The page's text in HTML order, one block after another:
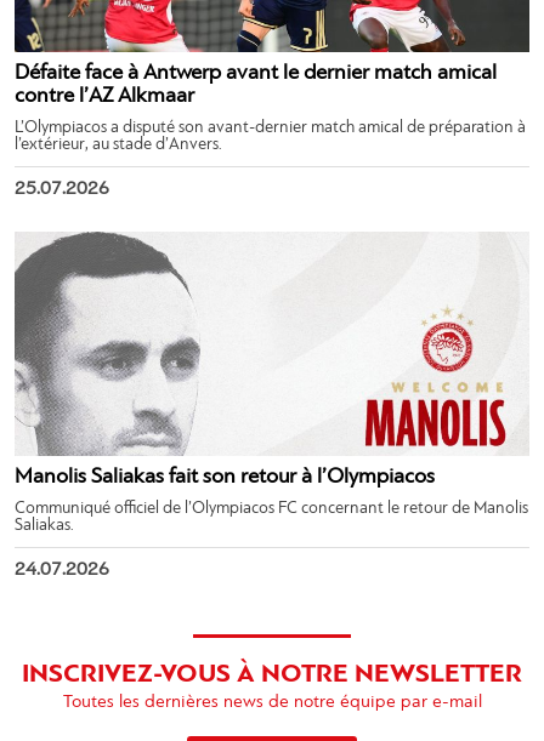
Défaite face à Antwerp avant le dernier match amical
contre l’AZ Alkmaar
L’Olympiacos a disputé son avant-dernier match amical de préparation à
l’extérieur, au stade d’Anvers.
25.07.2026
Manolis Saliakas fait son retour à l’Olympiacos
Communiqué officiel de l’Olympiacos FC concernant le retour de Manolis
Saliakas.
24.07.2026
INSCRIVEZ-VOUS À NOTRE NEWSLETTER
Toutes les dernières news de notre équipe par e-mail